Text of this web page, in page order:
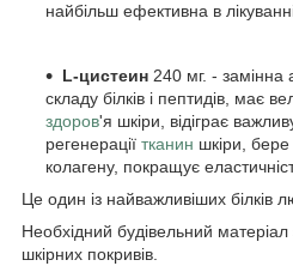
найбільш ефективна в
L-цистеин 240 мг. - замінна
складу білків і пептидів, має
здоров'я шкіри, відіграє
регенерації тканин шкіри, бере
колагену, покращує
Це один із найважливіших білків
Необхідний будівельний матеріал
шкірних покривів.